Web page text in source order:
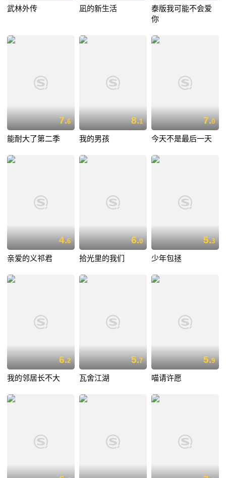
武林外传 凪的新生活
泰版我可能不会爱
你
7.6
能耐大了第二季
8.1
我的男孩
7.0
今天不是最后一天
4.6
亲爱的义祁君
6.0
拾光里的我们
5.3
少年包拯
6.2
我的邻居长不大
5.7
瓦舍江湖
5.9
喵请许愿